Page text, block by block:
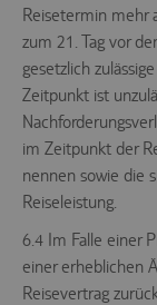
Reisetermin mehr
zum 21. Tag vor
gesetzlich
Zeitpunkt ist
im Zeitpunkt der
nennen sowie die
Reiseleistung.
6.4 Im Falle einer
einer erheblichen
Reisevertrag